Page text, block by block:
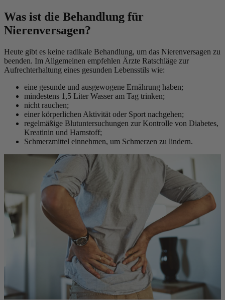
Was ist die Behandlung für
Nierenversagen?
Heute gibt es keine radikale Behandlung, um das Nierenversagen zu
beenden. Im Allgemeinen empfehlen Ärzte Ratschläge zur
Aufrechterhaltung eines gesunden Lebensstils wie:
eine gesunde und ausgewogene Ernährung haben;
mindestens 1,5 Liter Wasser am Tag trinken;
nicht rauchen;
einer körperlichen Aktivität oder Sport nachgehen;
regelmäßige Blutuntersuchungen zur Kontrolle von Diabetes,
Kreatinin und Harnstoff;
Schmerzmittel einnehmen, um Schmerzen zu lindern.